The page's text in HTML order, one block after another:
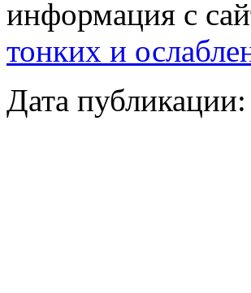
информация с
тонких и
Дата публикации: